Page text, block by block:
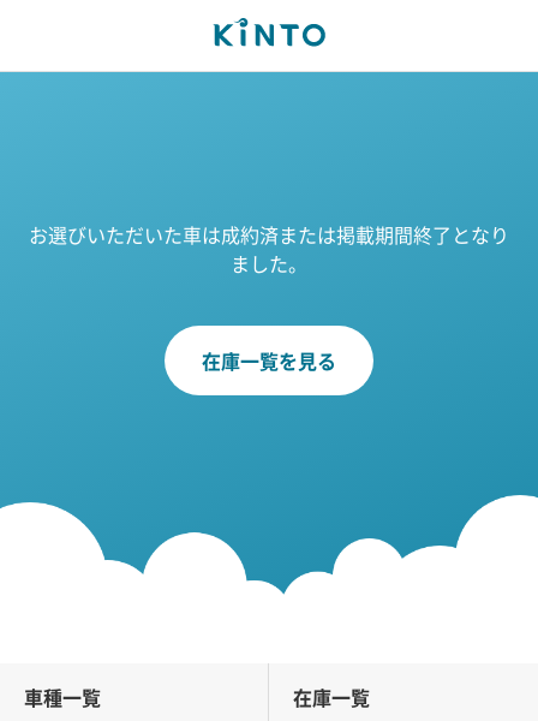
お選びいただいた車は成約済または掲載期間終了となり
ました。
在庫一覧を見る
車種一覧 在庫一覧